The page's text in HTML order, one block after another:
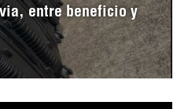
entre beneficio y